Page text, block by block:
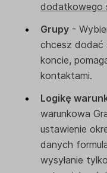
dodatkowego
Grupy -
chcesz dodać
koncie,
kontaktami.
Logikę
warunkowa
ustawienie
danych
wysyłanie